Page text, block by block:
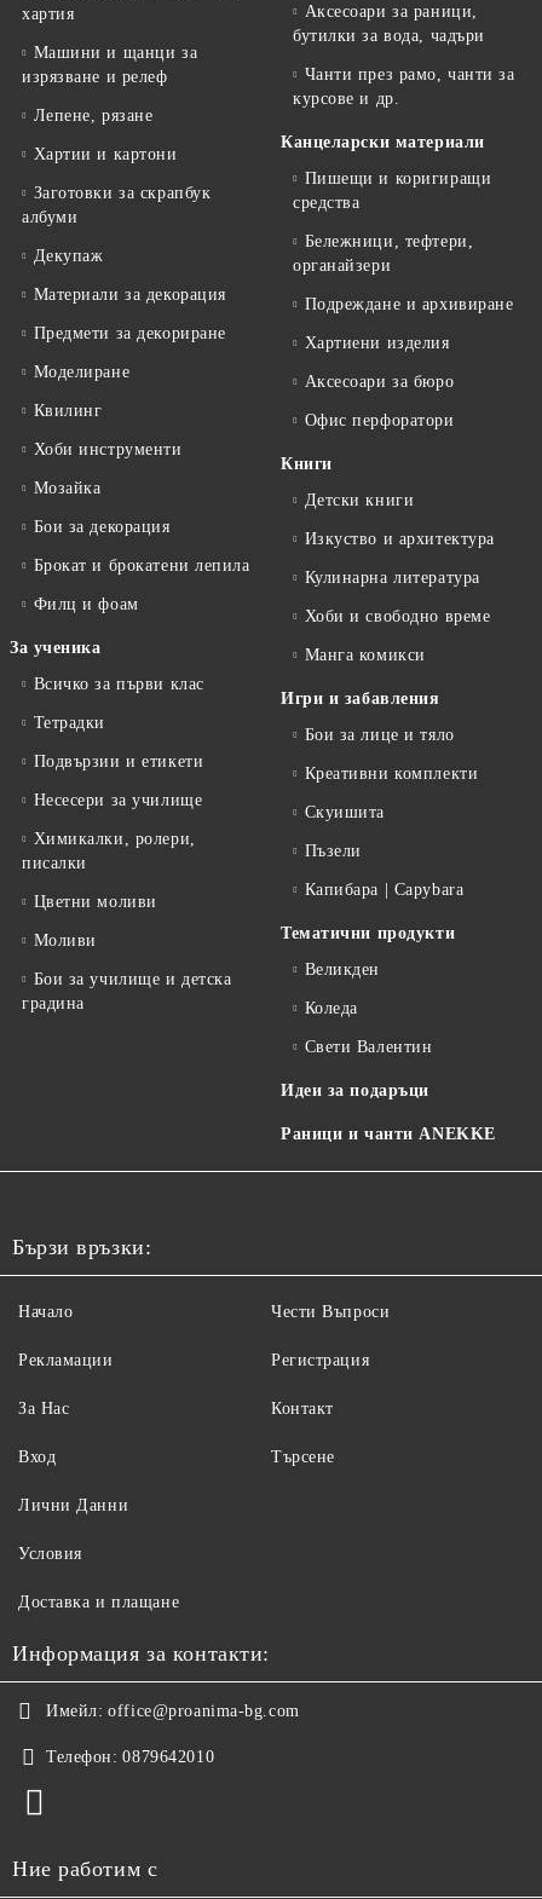
хартия
Машини и щанци за
изрязване и релеф
Лепене, рязане
Хартии и картони
Заготовки за скрапбук
албуми
Декупаж
Материали за декорация
Предмети за декориране
Моделиране
Квилинг
Хоби инструменти
Мозайка
Бои за декорация
Брокат и брокатени лепила
Филц и фоам
За ученика
Всичко за първи клас
Тетрадки
Подвързии и етикети
Несесери за училище
Химикалки, ролери,
писалки
Цветни моливи
Моливи
Бои за училище и детска
градина
Аксесоари за раници,
бутилки за вода, чадъри
Чанти през рамо, чанти за
курсове и др.
Канцеларски материали
Пишещи и коригиращи
средства
Бележници, тефтери,
органайзери
Подреждане и архивиране
Хартиени изделия
Аксесоари за бюро
Офис перфоратори
Книги
Детски книги
Изкуство и архитектура
Кулинарна литература
Хоби и свободно време
Манга комикси
Игри и забавления
Бои за лице и тяло
Креативни комплекти
Скуишита
Пъзели
Капибара | Capybara
Тематични продукти
Великден
Коледа
Свети Валентин
Идеи за подаръци
Раници и чанти ANEKKE
Бързи връзки:
Начало
Рекламации
За Нас
Вход
Чести Въпроси
Регистрация
Контакт
Търсене
Лични Данни
Условия
Доставка и плащане
Информация за контакти:
Имейл: office@proanima-bg.com
Телефон: 0879642010
Ние работим с